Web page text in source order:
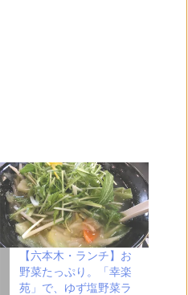
【六本木・ランチ】お
野菜たっぷり。「幸楽
苑」で、ゆず塩野菜ラ